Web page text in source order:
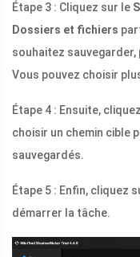
Étape 3 : Cliquez sur le
Dossiers et fichiers
souhaitez sauvegarder,
Vous pouvez choisir
Étape 4 : Ensuite,
choisir un chemin cible
sauvegardés.
Étape 5 : Enfin, cliquez
démarrer la tâche.